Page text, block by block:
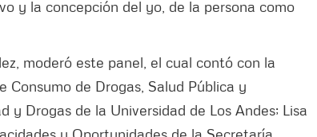
y la concepción del yo, de la persona como
moderó este panel, el cual contó con la
de Drogas, Salud Pública y
y Drogas de la Universidad de Los Andes; Lisa